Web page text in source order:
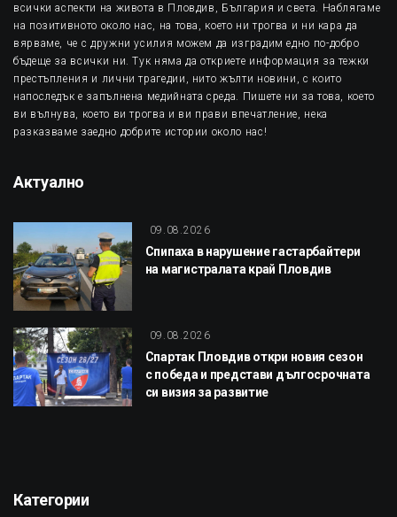
всички аспекти на живота в Пловдив, България и света. Наблягаме
на позитивното около нас, на това, което ни трогва и ни кара да
вярваме, че с дружни усилия можем да изградим едно по-добро
бъдеще за всички ни. Тук няма да откриете информация за тежки
престъпления и лични трагедии, нито жълти новини, с които
напоследък е запълнена медийната среда. Пишете ни за това, което
ви вълнува, което ви трогва и ви прави впечатление, нека
разказваме заедно добрите истории около нас!
Актуално
09.08.2026
Спипаха в нарушение гастарбайтери
на магистралата край Пловдив
09.08.2026
Спартак Пловдив откри новия сезон
с победа и представи дългосрочната
си визия за развитие
Категории